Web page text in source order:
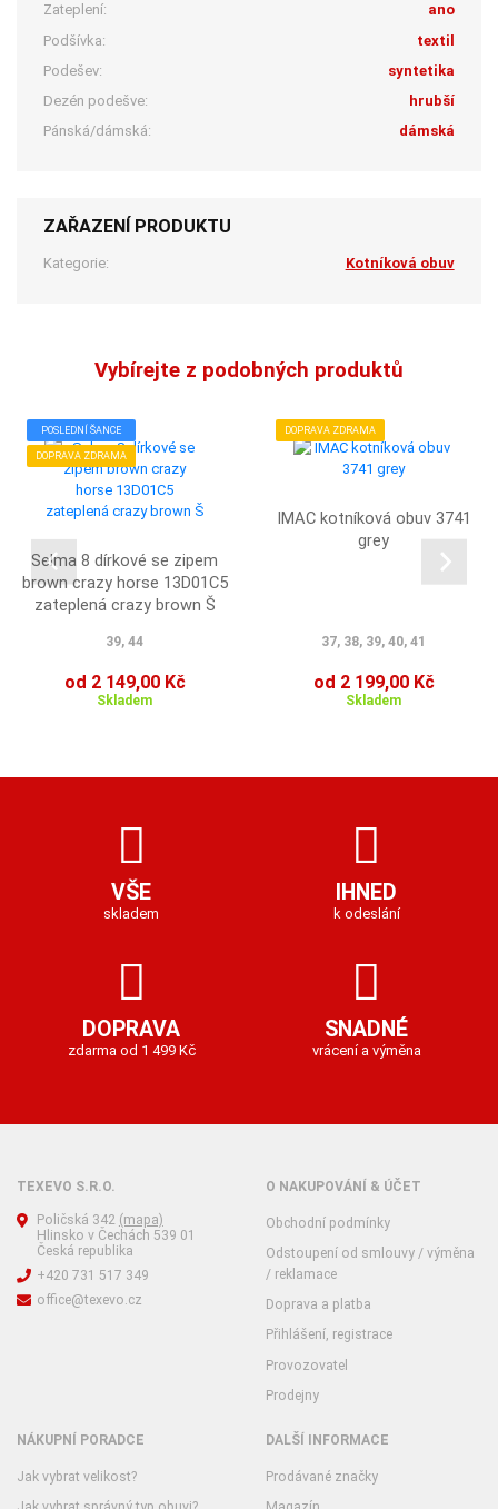
Zateplení:
ano
Podšívka:
textil
Podešev:
syntetika
Dezén podešve:
hrubší
Pánská/dámská:
dámská
ZAŘAZENÍ PRODUKTU
Kategorie: Kotníková obuv
Vybírejte z podobných produktů
POSLEDNÍ ŠANCE
DOPRAVA ZDRAMA
Selma 8 dírkové se zipem
brown crazy horse 13D01C5
zateplená crazy brown Š
39, 44
od 2 149,00 Kč
Skladem
DOPRAVA ZDRAMA
IMAC kotníková obuv 3741
grey
37, 38, 39, 40, 41
od 2 199,00 Kč
Skladem
VŠE
skladem
IHNED
k odeslání
DOPRAVA
zdarma od 1 499 Kč
SNADNÉ
vrácení a výměna
TEXEVO S.R.O.
Poličská 342 (mapa)
Hlinsko v Čechách 539 01
Česká republika
+420 731 517 349
office@texevo.cz
O NAKUPOVÁNÍ & ÚČET
Obchodní podmínky
Odstoupení od smlouvy / výměna
/ reklamace
Doprava a platba
Přihlášení, registrace
Provozovatel
Prodejny
NÁKUPNÍ PORADCE
Jak vybrat velikost?
DALŠÍ INFORMACE
Prodávané značky